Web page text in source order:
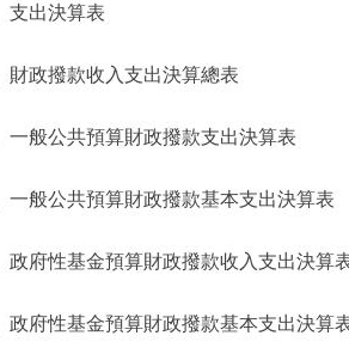
便民服務
仲介服務
12345網上接訴即辦
出決算表
政撥款收入支出決算總表
般公共預算財政撥款支出決算表
般公共預算財政撥款基本支出決算表
府性基金預算財政撥款收入支出決算
府性基金預算財政撥款基本支出決算